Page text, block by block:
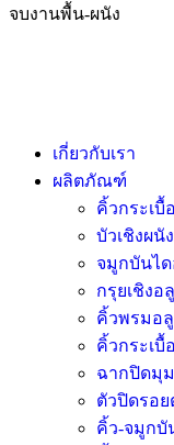
จบงานพื้น-ผนัง
เกี่ยวกับเรา
ผลิตภัณฑ์
คิ้วกระเบื้
บัวเชิงผนั
จมูกบันไ
กรุยเชิงอ
คิ้วพรมอ
คิ้วกระเบื้
ฉากปิดมุ
ตัวปิดรอ
คิ้ว-จมูกบั